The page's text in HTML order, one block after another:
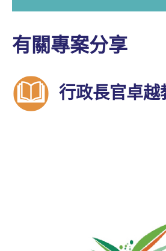
有關專案分享
行政長官卓越